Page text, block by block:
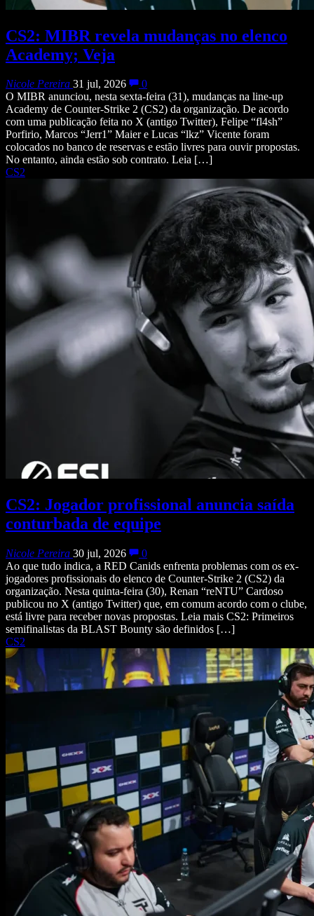
CS2: MIBR revela mudanças no elenco
Academy; Veja
Nicole Pereira 31 jul, 2026
0
O MIBR anunciou, nesta sexta-feira (31), mudanças na line-up
Academy de Counter-Strike 2 (CS2) da organização. De acordo
com uma publicação feita no X (antigo Twitter), Felipe “fl4sh”
Porfirio, Marcos “Jerr1” Maier e Lucas “lkz” Vicente foram
colocados no banco de reservas e estão livres para ouvir propostas.
No entanto, ainda estão sob contrato. Leia […]
CS2
CS2: Jogador profissional anuncia saída
conturbada de equipe
Nicole Pereira 30 jul, 2026
0
Ao que tudo indica, a RED Canids enfrenta problemas com os ex-
jogadores profissionais do elenco de Counter-Strike 2 (CS2) da
organização. Nesta quinta-feira (30), Renan “reNTU” Cardoso
publicou no X (antigo Twitter) que, em comum acordo com o clube,
está livre para receber novas propostas. Leia mais CS2: Primeiros
semifinalistas da BLAST Bounty são definidos […]
CS2